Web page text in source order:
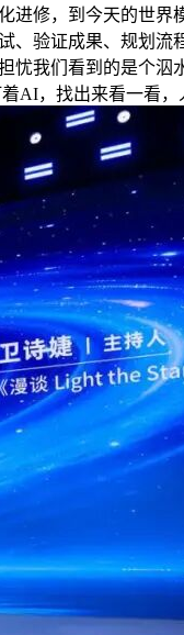
修，到今天的世
验证成果、规划流
忧我们看到的是个
AI，找出来看一看，